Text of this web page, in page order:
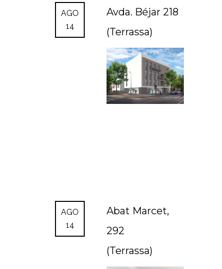
AGO
14
Avda. Béjar 218
(Terrassa)
AGO
14
Abat Marcet,
292
(Terrassa)